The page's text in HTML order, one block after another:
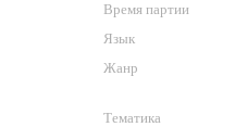
Время партии
Язык
Жанр
Тематика